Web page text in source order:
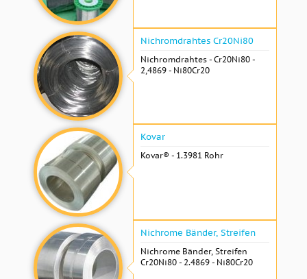
Nichromdrahtes Cr20Ni80
Nichromdrahtes - Cr20Ni80 -
2,4869 - Ni80Cr20
Kovar
Kovar® - 1.3981 Rohr
Nichrome Bänder, Streifen
Nichrome Bänder, Streifen
Cr20Ni80 - 2.4869 - Ni80Cr20